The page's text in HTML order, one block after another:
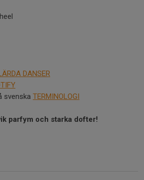
DANSER
svenska TERMINOLOGI
parfym och starka dofter!